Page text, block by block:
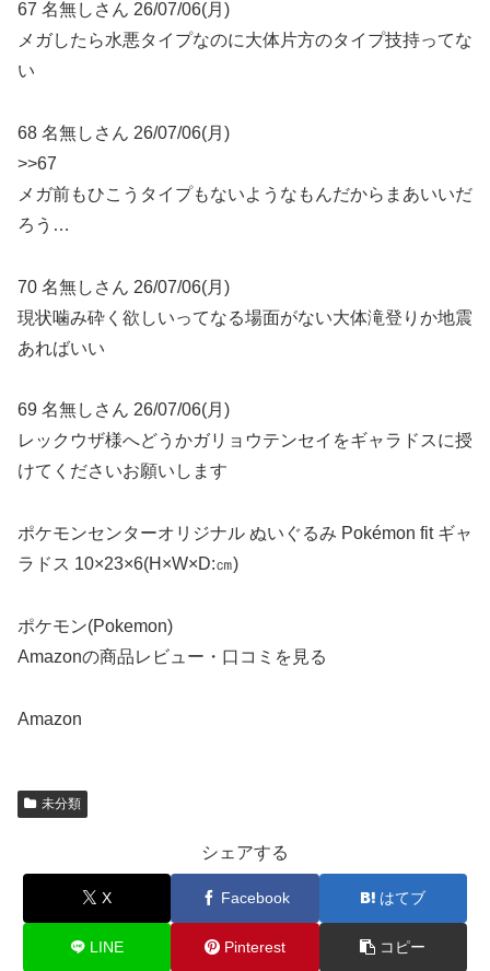
67 名無しさん 26/07/06(月)
メガしたら水悪タイプなのに大体片方のタイプ技持ってな
い
68 名無しさん 26/07/06(月)
>>67
メガ前もひこうタイプもないようなもんだからまあいいだ
ろう…
70 名無しさん 26/07/06(月)
現状噛み砕く欲しいってなる場面がない大体滝登りか地震
あればいい
69 名無しさん 26/07/06(月)
レックウザ様へどうかガリョウテンセイをギャラドスに授
けてくださいお願いします
ポケモンセンターオリジナル ぬいぐるみ Pokémon fit ギャ
ラドス 10×23×6(H×W×D:㎝)
ポケモン(Pokemon)
Amazonの商品レビュー・口コミを見る
Amazon
未分類
シェアする
X Facebook はてブ
LINE Pinterest コピー